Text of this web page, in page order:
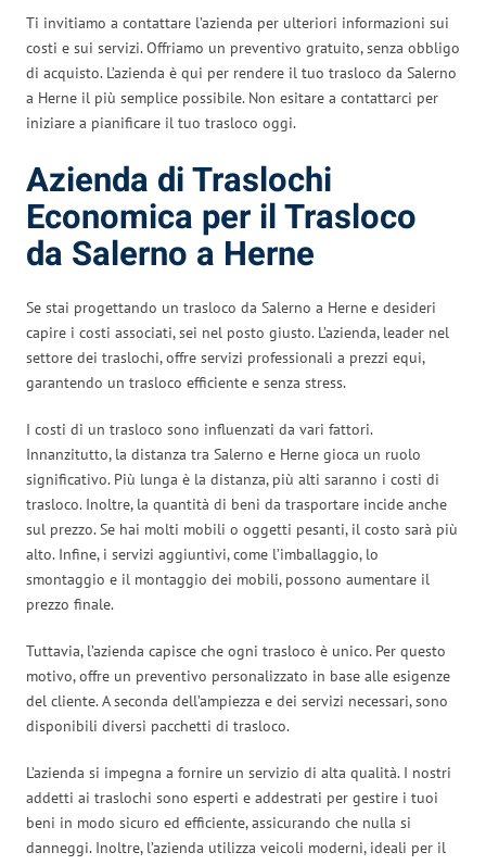
Ti invitiamo a contattare l’azienda per ulteriori informazioni sui
costi e sui servizi. Offriamo un preventivo gratuito, senza obbligo
di acquisto. L’azienda è qui per rendere il tuo trasloco da Salerno
a Herne il più semplice possibile. Non esitare a contattarci per
iniziare a pianificare il tuo trasloco oggi.
Azienda di Traslochi
Economica per il Trasloco
da Salerno a Herne
Se stai progettando un trasloco da Salerno a Herne e desideri
capire i costi associati, sei nel posto giusto. L’azienda, leader nel
settore dei traslochi, offre servizi professionali a prezzi equi,
garantendo un trasloco efficiente e senza stress.
I costi di un trasloco sono influenzati da vari fattori.
Innanzitutto, la distanza tra Salerno e Herne gioca un ruolo
significativo. Più lunga è la distanza, più alti saranno i costi di
trasloco. Inoltre, la quantità di beni da trasportare incide anche
sul prezzo. Se hai molti mobili o oggetti pesanti, il costo sarà più
alto. Infine, i servizi aggiuntivi, come l’imballaggio, lo
smontaggio e il montaggio dei mobili, possono aumentare il
prezzo finale.
Tuttavia, l’azienda capisce che ogni trasloco è unico. Per questo
motivo, offre un preventivo personalizzato in base alle esigenze
del cliente. A seconda dell’ampiezza e dei servizi necessari, sono
disponibili diversi pacchetti di trasloco.
L’azienda si impegna a fornire un servizio di alta qualità. I nostri
addetti ai traslochi sono esperti e addestrati per gestire i tuoi
beni in modo sicuro ed efficiente, assicurando che nulla si
danneggi. Inoltre, l’azienda utilizza veicoli moderni, ideali per il